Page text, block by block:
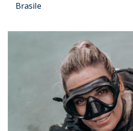
Brasile